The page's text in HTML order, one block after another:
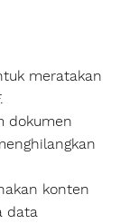
meratakan
dokumen
konten
data